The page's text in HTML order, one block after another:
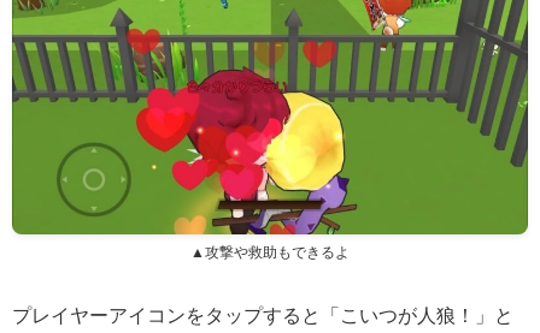
▲攻撃や救助もできるよ
プレイヤーアイコンをタップすると「こいつが人狼！」と